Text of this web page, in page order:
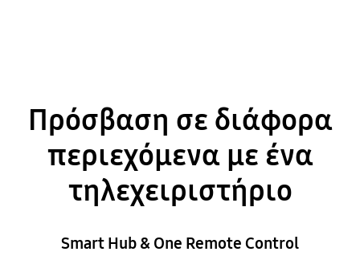
Πρόσβαση σε διάφορα
περιεχόμενα με ένα
τηλεχειριστήριο
Smart Hub & One Remote Control